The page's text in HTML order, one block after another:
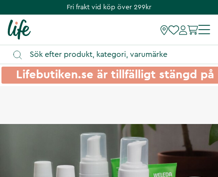
Fri frakt vid köp över 299kr
Lifebutiken.se är tillfälligt stängd